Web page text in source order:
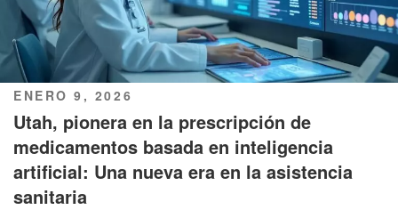
PUBLICADO
EL
ENERO 9, 2026
Utah, pionera en la prescripción de
medicamentos basada en inteligencia
artificial: Una nueva era en la asistencia
sanitaria